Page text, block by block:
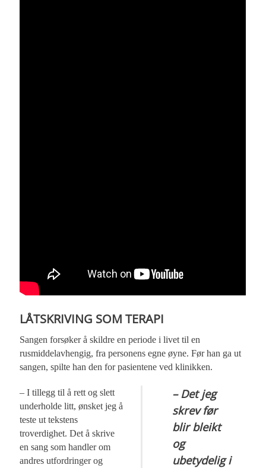
LÅTSKRIVING SOM TERAPI
Sangen forsøker å skildre en periode i livet til en
rusmiddelavhengig, fra personens egne øyne. Før han ga ut
sangen, spilte han den for pasientene ved klinikken.
– Det jeg
skrev før
blir bleikt
og
ubetydelig i
– I tillegg til å rett og slett
underholde litt, ønsket jeg å
teste ut tekstens
troverdighet. Det å skrive
en sang som handler om
andres utfordringer og